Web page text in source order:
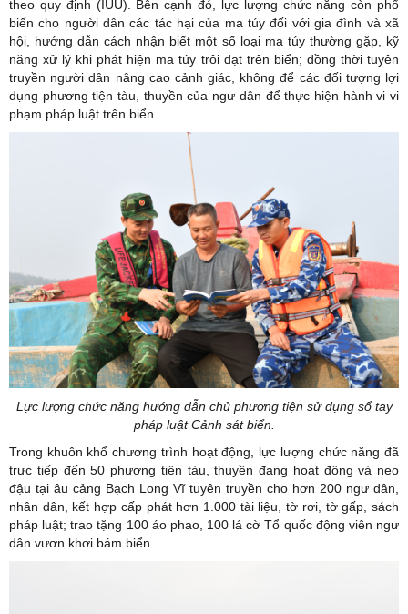
theo quy định (IUU). Bên cạnh đó, lực lượng chức năng còn phổ
biến cho người dân các tác hại của ma túy đối với gia đình và xã
hội, hướng dẫn cách nhận biết một số loại ma túy thường gặp, kỹ
năng xử lý khi phát hiện ma túy trôi dạt trên biển; đồng thời tuyên
truyền người dân nâng cao cảnh giác, không để các đối tượng lợi
dụng phương tiện tàu, thuyền của ngư dân để thực hiện hành vi vi
phạm pháp luật trên biển.
Lực lượng chức năng hướng dẫn chủ phương tiện sử dụng sổ tay
pháp luật Cảnh sát biển.
Trong khuôn khổ chương trình hoạt động, lực lượng chức năng đã
trực tiếp đến 50 phương tiện tàu, thuyền đang hoạt động và neo
đậu tại âu cảng Bạch Long Vĩ tuyên truyền cho hơn 200 ngư dân,
nhân dân, kết hợp cấp phát hơn 1.000 tài liệu, tờ rơi, tờ gấp, sách
pháp luật; trao tặng 100 áo phao, 100 lá cờ Tổ quốc động viên ngư
dân vươn khơi bám biển.